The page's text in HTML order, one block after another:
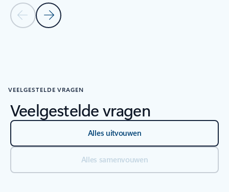
Vorige diaVolgende dia
VEELGESTELDE VRAGEN
Veelgestelde vragen
Alles uitvouwen
Alles samenvouwen